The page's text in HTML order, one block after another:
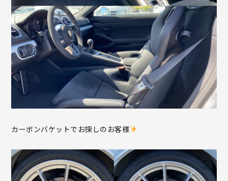
カーボンバケットでお探しのお客様